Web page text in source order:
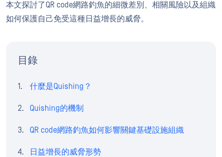
本文探討了QR code網路釣魚的細微差別、相關風險以及組織
如何保護自己免受這種日益增長的威脅。
目錄
什麼是Quishing？
Quishing的機制
QR code網路釣魚如何影響關鍵基礎設施組織
日益增長的威脅形勢